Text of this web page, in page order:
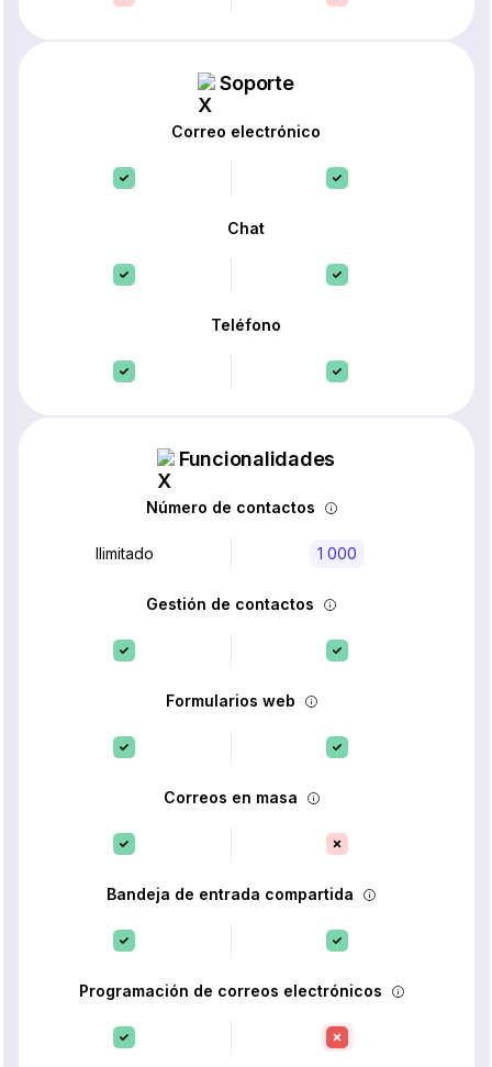
Soporte
Correo electrónico
Chat
Teléfono
Funcionalidades
Número de contactos
Ilimitado 1 000
Gestión de contactos
Formularios web
Correos en masa
Bandeja de entrada compartida
Programación de correos electrónicos